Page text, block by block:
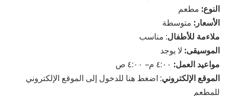
النوع: مطعم
الأسعار: متوسطة
ملاءمة للأطفال: مناسب
الموسيقى: لا يوجد
مواعيد العمل:
الموقع الإلكتروني: اضغط هنا للدخول إلى الموقع الإلكتروني
للمطعم